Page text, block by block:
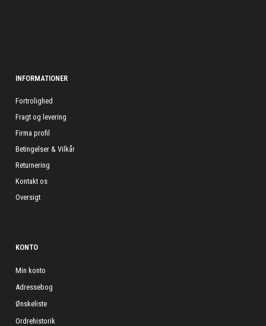
INFORMATIONER
Fortrolighed
Fragt og levering
Firma profil
Betingelser & Vilkår
Returnering
Kontakt os
Oversigt
KONTO
Min konto
Adressebog
Ønskeliste
Ordrehistorik